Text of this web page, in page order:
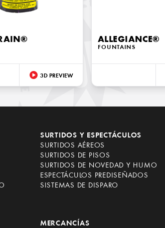
3D PREVIEW
ALLEGIANCE®
FOUNTAINS
SURTIDOS Y ESPECTÁCULOS
SURTIDOS AÉREOS
SURTIDOS DE PISOS
SURTIDOS DE NOVEDAD Y HUMO
ESPECTÁCULOS PREDISEÑADOS
SISTEMAS DE DISPARO
MERCANCÍAS